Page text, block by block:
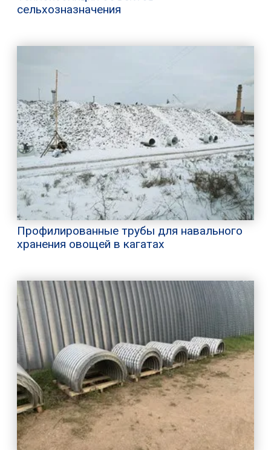
сельхозназначения
Профилированные трубы для навального
хранения овощей в кагатах